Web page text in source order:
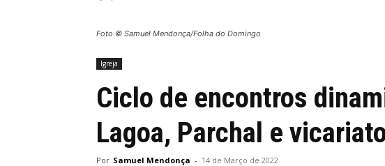
Foto © Samuel Mendonça/Folha do Domingo
Igreja
Ciclo de encontros
Lagoa, Parchal e
Por Samuel Mendonça - 14 de Março de 2022